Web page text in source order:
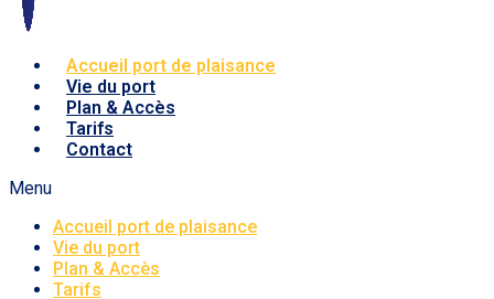
Accueil port de plaisance
Vie du port
Plan & Accès
Tarifs
Contact
Menu
Accueil port de plaisance
Vie du port
Plan & Accès
Tarifs